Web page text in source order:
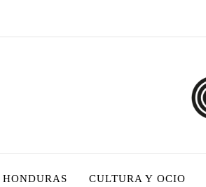
HONDURAS CULTURA Y OCIO